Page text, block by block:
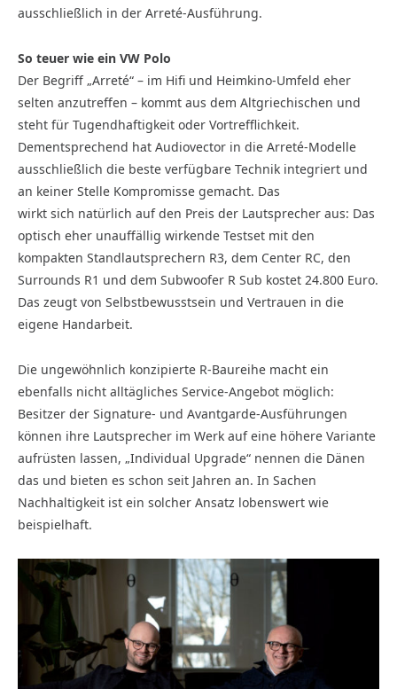
ausschließlich in der Arreté-Ausführung.
So teuer wie ein VW Polo
Der Begriff „Arreté“ – im Hifi und Heimkino-Umfeld eher
selten anzutreffen – kommt aus dem Altgriechischen und
steht für Tugendhaftigkeit oder Vortrefflichkeit.
Dementsprechend hat Audiovector in die Arreté-Modelle
ausschließlich die beste verfügbare Technik integriert und
an keiner Stelle Kompromisse gemacht. Das
wirkt sich natürlich auf den Preis der Lautsprecher aus: Das
optisch eher unauffällig wirkende Testset mit den
kompakten Standlautsprechern R3, dem Center RC, den
Surrounds R1 und dem Subwoofer R Sub kostet 24.800 Euro.
Das zeugt von Selbstbewusstsein und Vertrauen in die
eigene Handarbeit.
Die ungewöhnlich konzipierte R-Baureihe macht ein
ebenfalls nicht alltägliches Service-Angebot möglich:
Besitzer der Signature- und Avantgarde-Ausführungen
können ihre Lautsprecher im Werk auf eine höhere Variante
aufrüsten lassen, „Individual Upgrade“ nennen die Dänen
das und bieten es schon seit Jahren an. In Sachen
Nachhaltigkeit ist ein solcher Ansatz lobenswert wie
beispielhaft.